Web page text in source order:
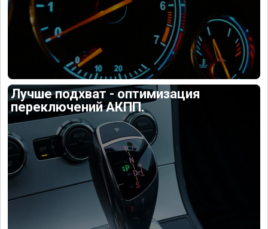
Лучше подхват - оптимизация
переключений АКПП.